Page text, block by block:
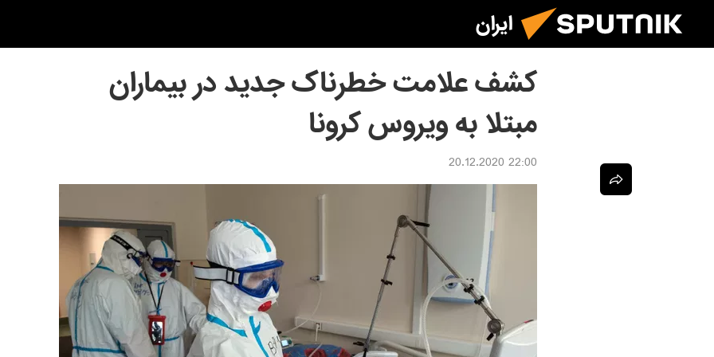
ایران
کشف علامت خطرناک جدید در بیماران
مبتلا به ویروس کرونا
22:00 20.12.2020